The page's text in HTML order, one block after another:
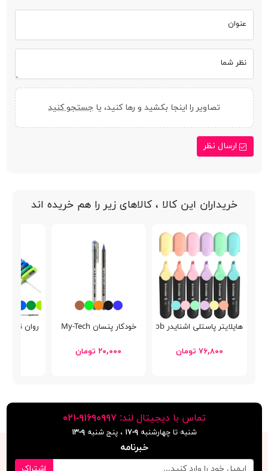
عنوان
نظر شما
تصاویر را اینجا بکشید و رها کنید، یا جستجو کنید
ارسال نظر
خریداران این کالا ، کالاهای زیر را هم خریده اند
هایلایتر پاستلی اشنایدر Job
۷۶,۸۰۰ تومان
خودکار پنسان My-Tech
۲۰,۰۰۰ تومان
روان نویس Crend Andia
تماس با دیجیتال لند:٩١۶٩٠٩٩٧-٠٢١
شنبه تا چهارشنبه۹-۱۷ ، پنج شنبه۹-١٣
خبرنامه